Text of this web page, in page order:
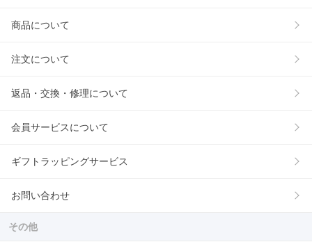
商品について
注文について
返品・交換・修理について
会員サービスについて
ギフトラッピングサービス
お問い合わせ
その他